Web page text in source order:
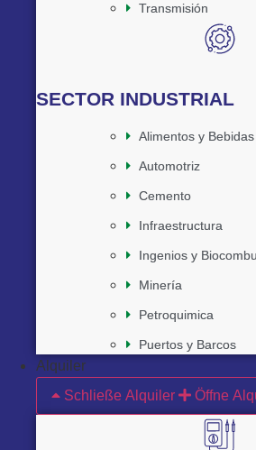
Transmisión
SECTOR INDUSTRIAL
Alimentos y Bebidas
Automotriz
Cemento
Infraestructura
Ingenios y
Minería
Petroquimica
Puertos y Barcos
Alquiler
Schließe Alquiler
Öffne